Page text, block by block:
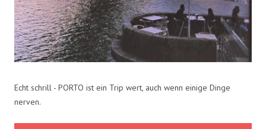
Echt schrill - PORTO ist ein Trip wert, auch wenn einige Dinge
nerven.